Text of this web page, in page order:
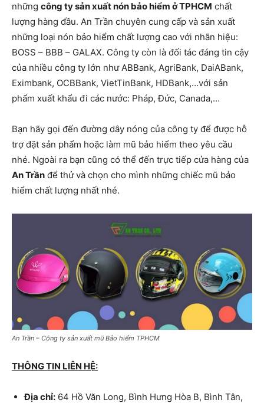
những công ty sản xuất nón bảo hiểm ở TPHCM chất
lượng hàng đầu. An Trần chuyên cung cấp và sản xuất
những loại nón bảo hiểm chất lượng cao với nhãn hiệu:
BOSS – BBB – GALAX. Công ty còn là đối tác đáng tin cậy
của nhiều công ty lớn như ABBank, AgriBank, DaiABank,
Eximbank, OCBBank, VietTinBank, HDBank,…với sản
phẩm xuất khẩu đi các nước: Pháp, Đức, Canada,…
Bạn hãy gọi đến đường dây nóng của công ty để được hỗ
trợ đặt sản phẩm hoặc làm mũ bảo hiểm theo yêu cầu
nhé. Ngoài ra bạn cũng có thể đến trực tiếp cửa hàng của
An Trần để thử và chọn cho mình những chiếc mũ bảo
hiểm chất lượng nhất nhé.
An Trần – Công ty sản xuất mũ Bảo hiểm TPHCM
THÔNG TIN LIÊN HỆ:
Địa chỉ: 64 Hồ Văn Long, Bình Hưng Hòa B, Bình Tân,